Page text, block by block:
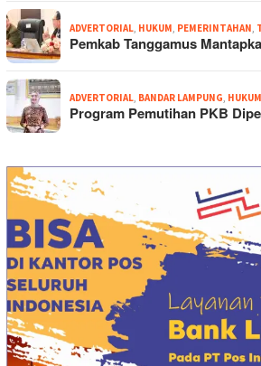
ADVERTORIAL, HUKUM, PEMERINTAHAN,
Pemkab Tanggamus
ADVERTORIAL, BANDAR LAMPUNG, HUKUM
Program Pemutihan PKB